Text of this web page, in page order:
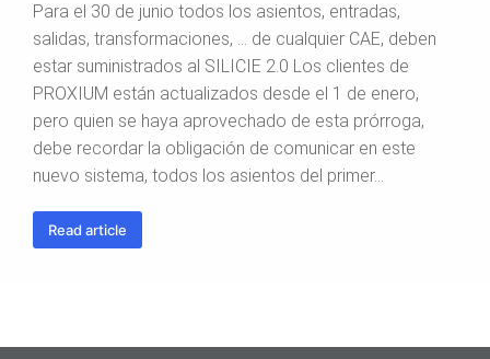
Para el 30 de junio todos los asientos, entradas,
salidas, transformaciones, … de cualquier CAE, deben
estar suministrados al SILICIE 2.0 Los clientes de
PROXIUM están actualizados desde el 1 de enero,
pero quien se haya aprovechado de esta prórroga,
debe recordar la obligación de comunicar en este
nuevo sistema, todos los asientos del primer…
Read article